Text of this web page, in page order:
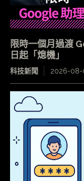
限時一個月過渡
日起「熄機」
科技新聞 2026-08-